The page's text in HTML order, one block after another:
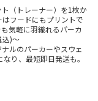
（トレーナー）を1枚か
フードにもプリントで
気軽に羽織れるパーカ
込)～
ルのパーカーやスウェ
り、最短即日発送も。